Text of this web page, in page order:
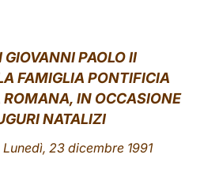
GIOVANNI PAOLO II
FAMIGLIA PONTIFICIA
ROMANA, IN OCCASIONE
NATALIZI
23 dicembre 1991